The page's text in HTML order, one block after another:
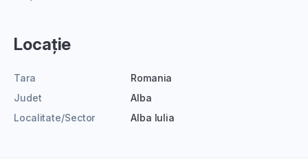
Locație
Tara
Romania
Judet
Alba
Localitate/Sector
Alba Iulia